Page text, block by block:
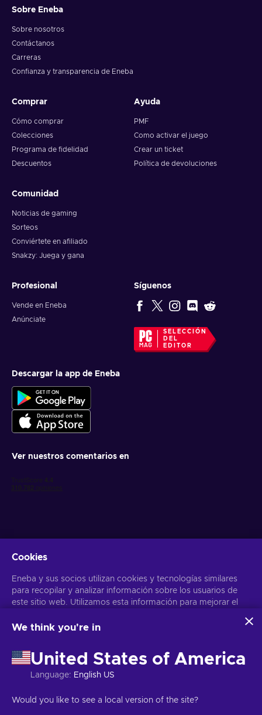
Sobre Eneba
Sobre nosotros
Contáctanos
Carreras
Confianza y transparencia de Eneba
Comprar
Cómo comprar
Colecciones
Programa de fidelidad
Descuentos
Ayuda
PMF
Como activar el juego
Crear un ticket
Política de devoluciones
Comunidad
Noticias de gaming
Sorteos
Conviértete en afiliado
Snakzy: Juega y gana
Profesional
Vende en Eneba
Anúnciate
Síguenos
SELECCIÓN
DEL
EDITOR
Descargar la app de Eneba
Ver nuestros comentarios en
Obtén ofertas personalizadas de videojuegos
Suscribirse
Puedes darte de baja en cualquier momento. Visita el apartadoAviso
Copyright © 2026 Eneba. Todos los derechos reservados.
Cookies
Eneba y sus socios utilizan cookies y tecnologías similares
para recopilar y analizar información sobre los usuarios de
este sitio web. Utilizamos esta información para mejorar el
personales también pueden emplearse para personalizar los
Al hacer clic en «Aceptar todo», das tu consentimiento para
que Eneba y sus socios utilicen estas tecnologías. Puedes
ajustar tu consentimiento haciendo clic en «Personalizar»
tus datos, consulta la Seguridad y Privacidad de Google
We think you're in
United States of America
Language: English US
Would you like to see a local version of the site?